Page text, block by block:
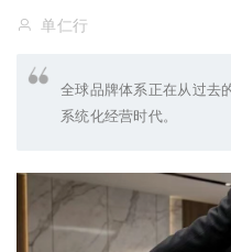
单仁行
全球品牌体系正在从过去
系统化经营时代。